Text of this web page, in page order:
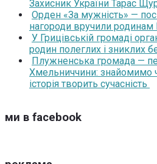
Захисник України Тарас
Орден «За мужність» —
нагороди вручили родинам
У Грицівській громаді
родин полеглих і зниклих
Плужненська громада —
Хмельниччини: знайомимо
історія творить сучасність
ми в facebook